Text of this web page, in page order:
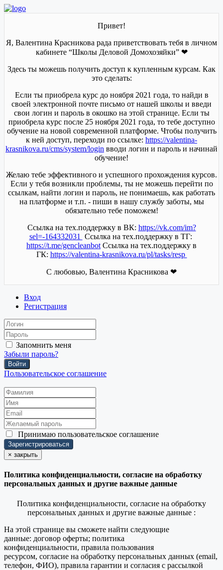
Привет!
Я, Валентина Красникова рада приветствовать тебя в личном
кабинете “Школы Деловой Домохозяйки” ❤
Здесь ты можешь получить доступ к купленным курсам. Как
это сделать:
Если ты приобрела курс до ноября 2021 года, то найди в
своей электронной почте письмо от нашей школы и введи
свои логин и пароль в окошко на этой странице. Если ты
приобрела курс после 25 ноября 2021 года, то тебе доступно
обучение на новой современной платформе. Чтобы получить
к ней доступ, переходи по ссылке: https://valentina-
krasnikova.ru/cms/system/login вводи логин и пароль и начинай
обучение!
Желаю тебе эффективного и успешного прохождения курсов.
Если у тебя возникли проблемы, ты не можешь перейти по
ссылкам, найти логин и пароль, не понимаешь, как работать
на платформе и т.п. - пиши в нашу службу заботы, мы
обязательно тебе поможем!
Ссылка на тех.поддержку в ВК: https://vk.com/im?
sel=-164332031
Ссылка на тех.поддержку в ТГ:
https://t.me/gencleanbot Ссылка на тех.поддержку в
ГК: https://valentina-krasnikova.ru/pl/tasks/resp
С любовью, Валентина Красникова ❤
Вход
Регистрация
Запомнить меня
Забыли пароль?
Войти
Пользовательское соглашение
Принимаю пользовательское соглашение
× закрыть
Политика конфиденциальности, согласие на обработку
персональных данных и другие важные данные
Политика конфиденциальности, согласие на обработку
персональных данных и другие важные данные :
На этой странице вы сможете найти следующие
данные: договор оферты; политика
конфиденциальности, правила пользования
ресурсом, согласие на обработку персональных данных (email,
телефон, ФИО), правила гарантии и согласия с рассылкой